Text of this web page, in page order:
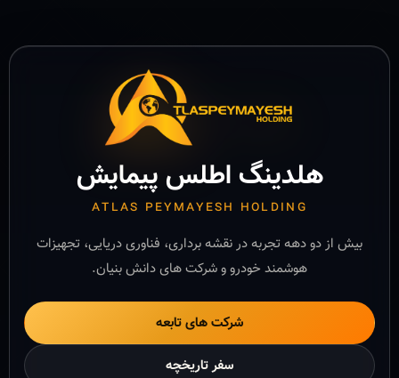
هلدینگ اطلس پیمایش
ATLAS PEYMAYESH HOLDING
بیش از دو دهه تجربه در نقشه برداری، فناوری دریایی، تجهیزات
هوشمند خودرو و شرکت های دانش بنیان.
شرکت های تابعه
سفر تاریخچه